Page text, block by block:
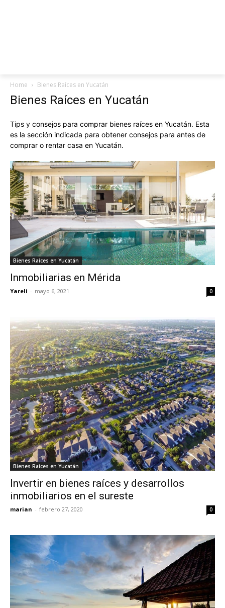
Home Bienes Raíces en Yucatán
Bienes Raíces en Yucatán
Tips y consejos para comprar bienes raíces en Yucatán. Esta
es la sección indicada para obtener consejos para antes de
comprar o rentar casa en Yucatán.
Bienes Raíces en Yucatán
Inmobiliarias en Mérida
Yareli - mayo 6, 2021 0
Bienes Raíces en Yucatán
Invertir en bienes raíces y desarrollos
inmobiliarios en el sureste
marian - febrero 27, 2020 0